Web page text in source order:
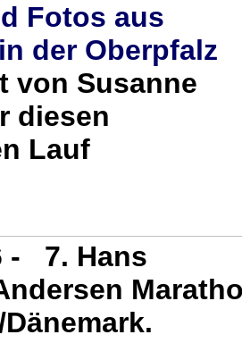
Fotos aus
der Oberpfalz
von Susanne
diesen
Lauf
- 7. Hans